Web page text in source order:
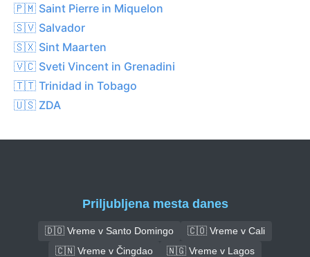
🇵🇲 Saint Pierre in Miquelon
🇸🇻 Salvador
🇸🇽 Sint Maarten
🇻🇨 Sveti Vincent in Grenadini
🇹🇹 Trinidad in Tobago
🇺🇸 ZDA
Priljubljena mesta danes
🇩🇴 Vreme v Santo Domingo
🇨🇴 Vreme v Cali
🇨🇳 Vreme v Čingdao
🇳🇬 Vreme v Lagos